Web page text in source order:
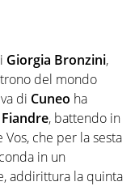
Giorgia Bronzini,
del mondo
di Cuneo ha
Fiandre, battendo in
che per la sesta
in un
addirittura la quinta